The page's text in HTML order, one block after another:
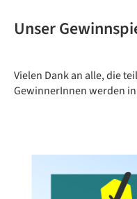
Unser
Vielen Dank an alle, die
GewinnerInnen werden